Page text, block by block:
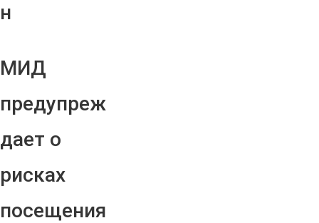
н
МИД
предупреж
дает о
рисках
посещения